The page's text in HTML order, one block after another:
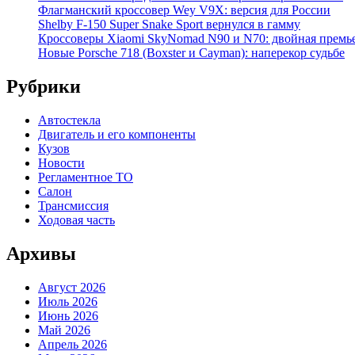
Флагманский кроссовер Wey V9X: версия для России
Shelby F-150 Super Snake Sport вернулся в гамму
Кроссоверы Xiaomi SkyNomad N90 и N70: двойная
Новые Porsche 718 (Boxster и Cayman): наперекор судьбе
Рубрики
Автостекла
Двигатель и его компоненты
Кузов
Новости
Регламентное ТО
Салон
Трансмиссия
Ходовая часть
Архивы
Август 2026
Июль 2026
Июнь 2026
Май 2026
Апрель 2026